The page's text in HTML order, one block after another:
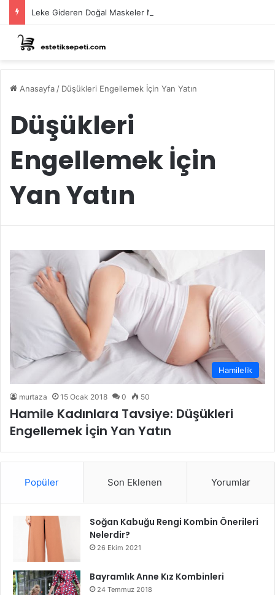
Leke Gideren Doğal Maskeler Nasıl Yapılır?
Anasayfa / Düşükleri Engellemek İçin Yan Yatın
Düşükleri
Engellemek İçin
Yan Yatın
Hamilelik
murtaza 15 Ocak 2018 0 50
Hamile Kadınlara Tavsiye: Düşükleri
Engellemek İçin Yan Yatın
Popüler Son Eklenen Yorumlar
Soğan Kabuğu Rengi Kombin Önerileri
Nelerdir?
26 Ekim 2021
Bayramlık Anne Kız Kombinleri
24 Temmuz 2018